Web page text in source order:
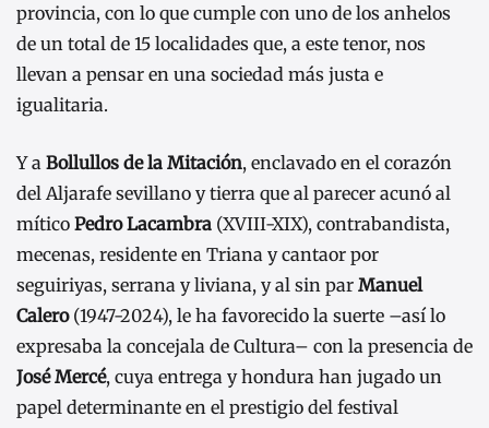
provincia, con lo que cumple con uno de los anhelos
de un total de 15 localidades que, a este tenor, nos
llevan a pensar en una sociedad más justa e
igualitaria.
Y a Bollullos de la Mitación, enclavado en el corazón
del Aljarafe sevillano y tierra que al parecer acunó al
mítico Pedro Lacambra (XVIII-XIX), contrabandista,
mecenas, residente en Triana y cantaor por
seguiriyas, serrana y liviana, y al sin par Manuel
Calero(1947-2024), le ha favorecido la suerte –así lo
expresaba la concejala de Cultura– con la presencia de
José Mercé, cuya entrega y hondura han jugado un
papel determinante en el prestigio del festival